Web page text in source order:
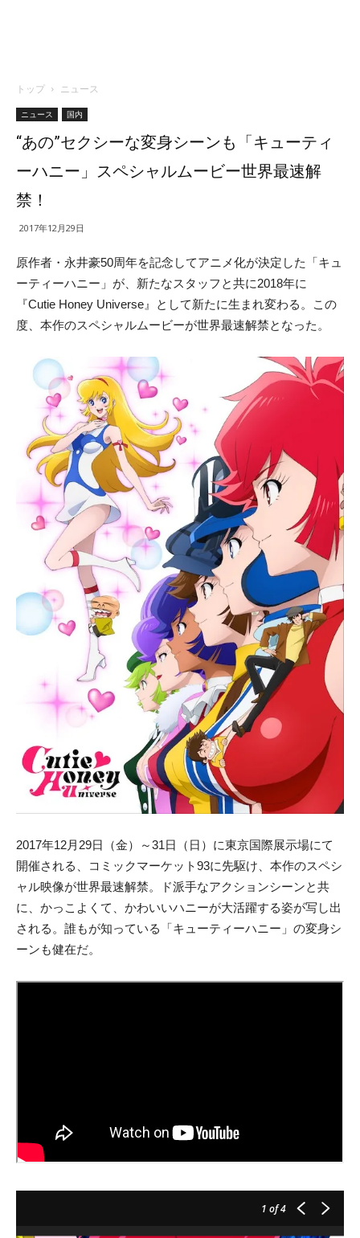
トップ ニュース
ニュース 国内
“あの”セクシーな変身シーンも「キューティ
ーハニー」スペシャルムービー世界最速解
禁！
2017年12月29日
原作者・永井豪50周年を記念してアニメ化が決定した「キュ
ーティーハニー」が、新たなスタッフと共に2018年に
『Cutie Honey Universe』として新たに生まれ変わる。この
度、本作のスペシャルムービーが世界最速解禁となった。
2017年12月29日（金）～31日（日）に東京国際展示場にて
開催される、コミックマーケット93に先駆け、本作のスペシ
ャル映像が世界最速解禁。ド派手なアクションシーンと共
に、かっこよくて、かわいいハニーが大活躍する姿が写し出
される。誰もが知っている「キューティーハニー」の変身シ
ーンも健在だ。
1 of 4